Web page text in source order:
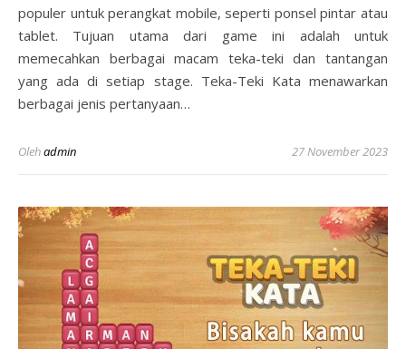
populer untuk perangkat mobile, seperti ponsel pintar atau
tablet. Tujuan utama dari game ini adalah untuk
memecahkan berbagai macam teka-teki dan tantangan
yang ada di setiap stage. Teka-Teki Kata menawarkan
berbagai jenis pertanyaan…
Olehadmin 27 November 2023